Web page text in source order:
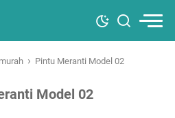
› Pintu Meranti Model 02
Model 02